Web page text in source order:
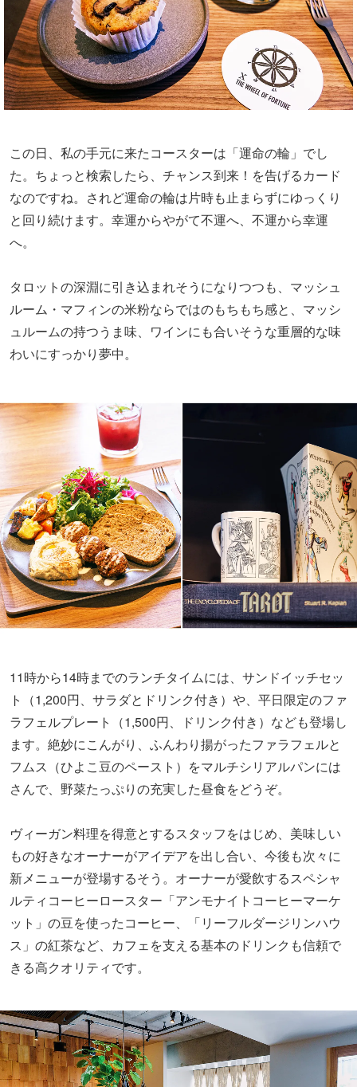
この日、私の手元に来たコースターは「運命の輪」でし
た。ちょっと検索したら、チャンス到来！を告げるカード
なのですね。されど運命の輪は片時も止まらずにゆっくり
と回り続けます。幸運からやがて不運へ、不運から幸運
へ。
タロットの深淵に引き込まれそうになりつつも、マッシュ
ルーム・マフィンの米粉ならではのもちもち感と、マッシ
ュルームの持つうま味、ワインにも合いそうな重層的な味
わいにすっかり夢中。
11時から14時までのランチタイムには、サンドイッチセッ
ト（1,200円、サラダとドリンク付き）や、平日限定のファ
ラフェルプレート（1,500円、ドリンク付き）なども登場し
ます。絶妙にこんがり、ふんわり揚がったファラフェルと
フムス（ひよこ豆のペースト）をマルチシリアルパンには
さんで、野菜たっぷりの充実した昼食をどうぞ。
ヴィーガン料理を得意とするスタッフをはじめ、美味しい
もの好きなオーナーがアイデアを出し合い、今後も次々に
新メニューが登場するそう。オーナーが愛飲するスペシャ
ルティコーヒーロースター「アンモナイトコーヒーマーケ
ット」の豆を使ったコーヒー、「リーフルダージリンハウ
ス」の紅茶など、カフェを支える基本のドリンクも信頼で
きる高クオリティです。